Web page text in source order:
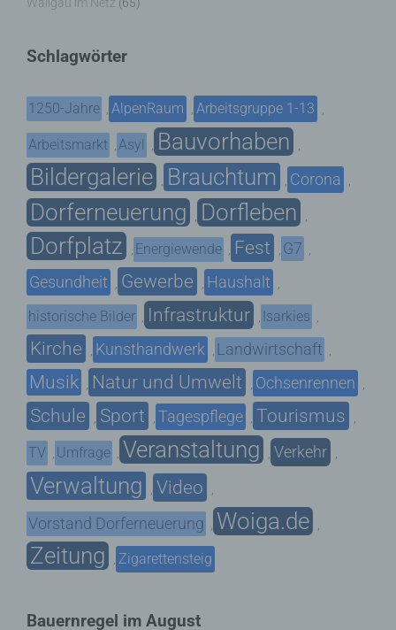
Wallgau im Netz (65)
Schlagwörter
1250-Jahre , AlpenRaum , Arbeitsgruppe 1-13 ,
Arbeitsmarkt , Asyl , Bauvorhaben ,
Bildergalerie , Brauchtum , Corona ,
Dorferneuerung , Dorfleben ,
Dorfplatz , Energiewende , Fest , G7 ,
Gesundheit , Gewerbe , Haushalt ,
historische Bilder , Infrastruktur , Isarkies ,
Kirche , Kunsthandwerk , Landwirtschaft ,
Musik , Natur und Umwelt , Ochsenrennen ,
Schule , Sport , Tagespflege , Tourismus ,
TV , Umfrage , Veranstaltung , Verkehr ,
Verwaltung , Video ,
Vorstand Dorferneuerung , Woiga.de ,
Zeitung , Zigarettensteig
Bauernregel im August